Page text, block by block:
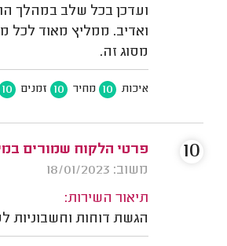
ועדכן בכל שלב במהלך
ואדיב. ממליץ מאוד לכל
מסוג זה.
איכות 10 מחיר 10 זמנים 10
פרטי הלקוח שמורים
משוב: 18/01/2023
תיאור השירות:
הגשת דוחות וחשבוניות
10